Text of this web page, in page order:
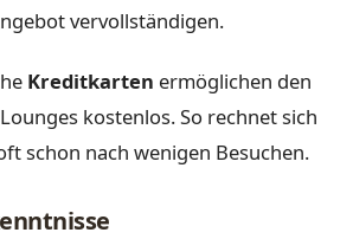
vervollständigen.
Kreditkarten ermöglichen den
kostenlos. So rechnet sich
schon nach wenigen Besuchen.